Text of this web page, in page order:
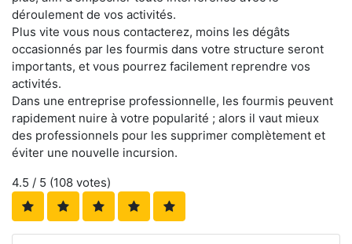
déroulement de vos activités.
Plus vite vous nous contacterez, moins les dégâts
occasionnés par les fourmis dans votre structure seront
importants, et vous pourrez facilement reprendre vos
activités.
Dans une entreprise professionnelle, les fourmis peuvent
rapidement nuire à votre popularité ; alors il vaut mieux
des professionnels pour les supprimer complètement et
éviter une nouvelle incursion.
4.5 / 5 (108 votes)